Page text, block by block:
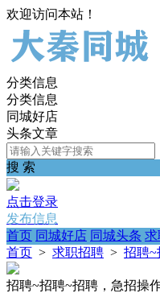
欢迎访问本站！
分类信息
分类信息
同城好店
头条文章
搜 索
点击登录
发布信息
首页 同城好店 同城头条 求
首页 > 求职招聘 > 招聘~
招聘~招聘~招聘，急招操